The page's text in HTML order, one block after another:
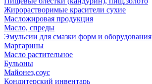
Жирорастворимые красители сухие
Масложировая продукция
Масло, спреды
Эмульсии для смазки форм и оборудования
Маргарины
Масло растительное
Бульоны
Майонез,соус
Кондитерский инвентарь